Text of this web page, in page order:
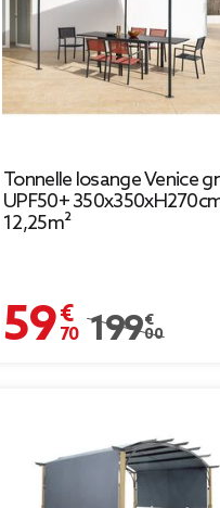
Tonnelle losange Venice
UPF50+
12,25m²
59,70 €
Prix remisé de
199,00 €